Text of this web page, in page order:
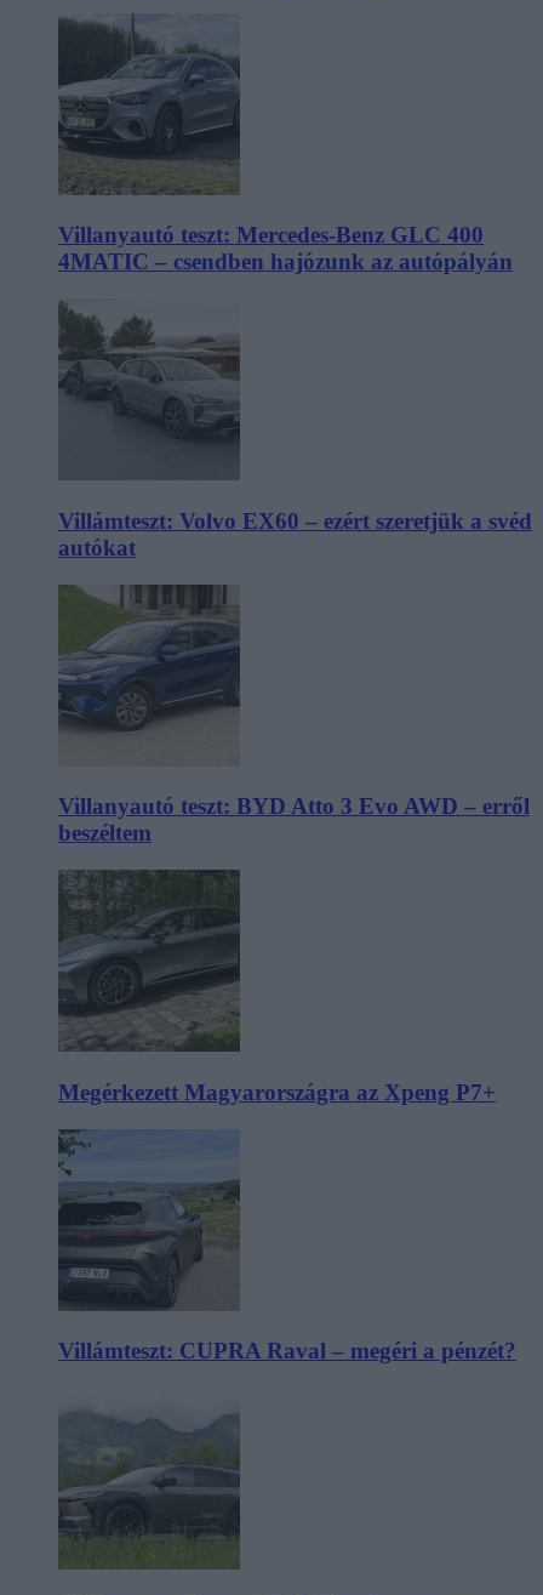
Villanyautó teszt: Mercedes-Benz GLC 400
4MATIC – csendben hajózunk az autópályán
Villámteszt: Volvo EX60 – ezért szeretjük a svéd
autókat
Villanyautó teszt: BYD Atto 3 Evo AWD – erről
beszéltem
Megérkezett Magyarországra az Xpeng P7+
Villámteszt: CUPRA Raval – megéri a pénzét?